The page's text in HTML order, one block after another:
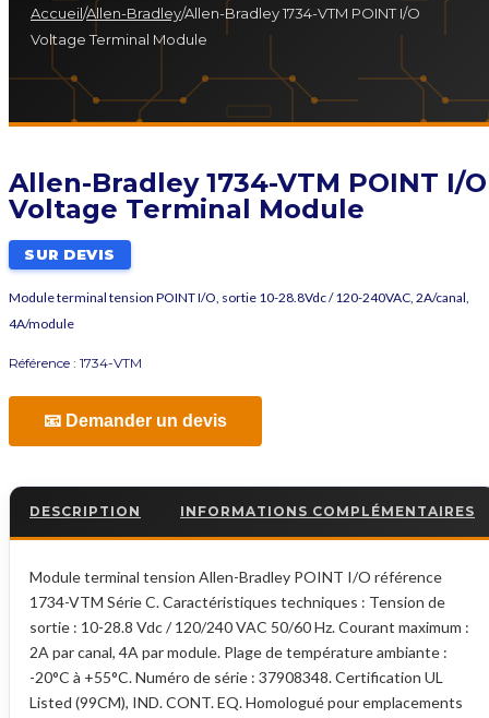
Accueil/Allen-Bradley/Allen-Bradley 1734-VTM POINT I/O
Voltage Terminal Module
Allen-Bradley 1734-VTM POINT I/O
Voltage Terminal Module
SUR DEVIS
Module terminal tension POINT I/O, sortie 10-28.8Vdc / 120-240VAC, 2A/canal,
4A/module
Référence : 1734-VTM
📧 Demander un devis
DESCRIPTION INFORMATIONS COMPLÉMENTAIRES
Module terminal tension Allen-Bradley POINT I/O référence
1734-VTM Série C. Caractéristiques techniques : Tension de
sortie : 10-28.8 Vdc / 120/240 VAC 50/60 Hz. Courant maximum :
2A par canal, 4A par module. Plage de température ambiante :
-20°C à +55°C. Numéro de série : 37908348. Certification UL
Listed (99CM), IND. CONT. EQ. Homologué pour emplacements